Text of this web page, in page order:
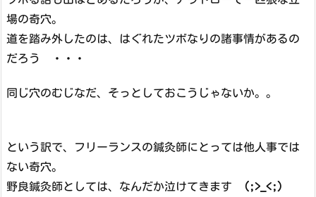
場の奇穴。
道を踏み外したのは、はぐれたツボなりの諸事情があるの
だろう ・・・
同じ穴のむじなだ、そっとしておこうじゃないか。。
という訳で、フリーランスの鍼灸師にとっては他人事では
ない奇穴。
野良鍼灸師としては、なんだか泣けてきます
(;>_<;)